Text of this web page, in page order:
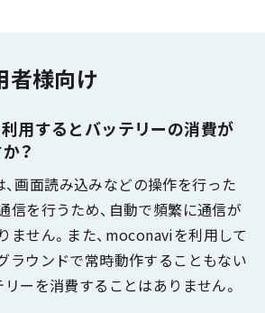
者様向け
用するとバッテリーの消費が
？
画面読み込みなどの操作を行った
信を行うため、自動で頻繁に通信が
ません。また、moconaviを利用して
ラウンドで常時動作することもない
リーを消費することはありません。